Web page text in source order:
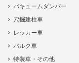
バキュームダンパー
穴掘建柱車
レッカー車
バルク車
特装車・その他